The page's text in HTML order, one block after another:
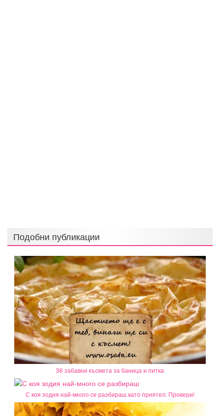
Подобни публикации
36 забавни късмета за баница и питка
С коя зодия най-много се разбираш като приятел. Провери!